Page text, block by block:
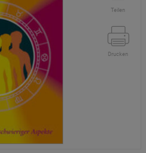
Teilen
Drucken